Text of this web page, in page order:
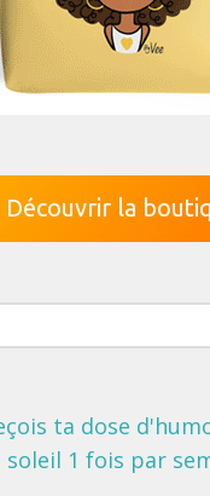
Découvrir la